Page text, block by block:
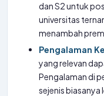
dan S2 untuk
universitas
menambah
Pengalaman
yang relevan
Pengalaman di
sejenis